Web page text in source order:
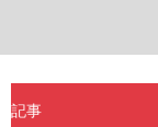
記事